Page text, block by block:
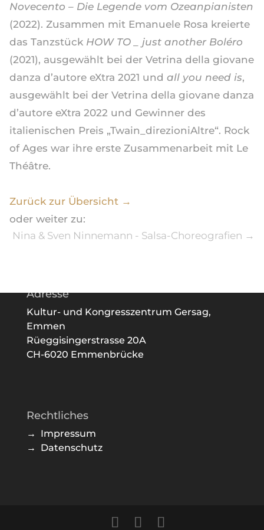
Novecento – Die Legende vom Ozeanpianisten
(2022). Zusammen mit Emanuele Rosa kreierte
das Tanzstück HOW TO _ just another Boléro
(2021), ausgewählt bei der Vetrina della giovane
danza d’autore eXtra 2021 und all you need is,
ausgewählt bei der Vetrina della giovane danza
d’autore eXtra 2022 und Gewinner des
italienischen Preis „Twain_direzioniAltre“. Rock
of Ages war ihre erste Zusammenarbeit mit Le
Théâtre.
Zurück zur Übersicht →
oder weiter zu:
Nina & Sven Ninnemann - Salsa-Choreografien →
Adresse
Kultur- und Kongresszentrum Gersag,
Emmen
Rüeggisingerstrasse 20A
CH-6020 Emmenbrücke
Rechtliches
→ Impressum
→ Datenschutz